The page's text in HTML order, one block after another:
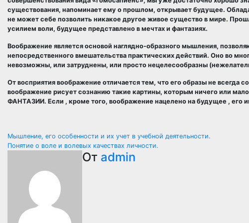
существования, напоминает ему о прошлом, открывает будущее.
не может себе позволить никакое другое живое существо в мире.
усилием воли, будущее представлено в мечтах и фантазиях.
Воображение является основой наглядно-образного мышления,
непосредственного вмешательства практических действий. Оно во
невозможны, или затруднены, или просто нецелесообразны
От восприятия воображение отличается тем, что его образы не всегда
воображение рисует сознанию такие картины, которым ничего или
ФАНТАЗИИ. Если , кроме того, воображение нацелено на будущее , его
Навигация
записям
Мышление, его особенности и их учет в учебной деятельности.
Понятие о воле и волевых качествах личности.
От admin